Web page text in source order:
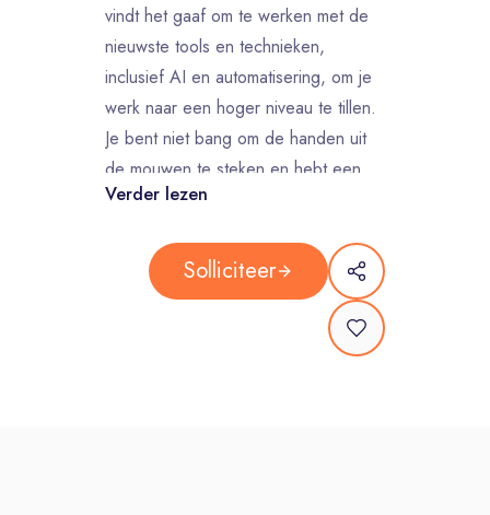
vindt het gaaf om te werken met de
nieuwste tools en technieken,
inclusief AI en automatisering, om je
werk naar een hoger niveau te tillen.
Je bent niet bang om de handen uit
de mouwen te steken en hebt een
drive om jezelf en het team continu te
Wat ga je doen?
Projecten rocken van A tot Z: Je
onderzoeksprojecten uit, van het
Verder lezen
Solliciteer